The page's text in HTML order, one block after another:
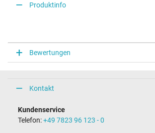
Produktinfo
Bewertungen
Kontakt
Kundenservice
Telefon:+49 7823 96 123 - 0